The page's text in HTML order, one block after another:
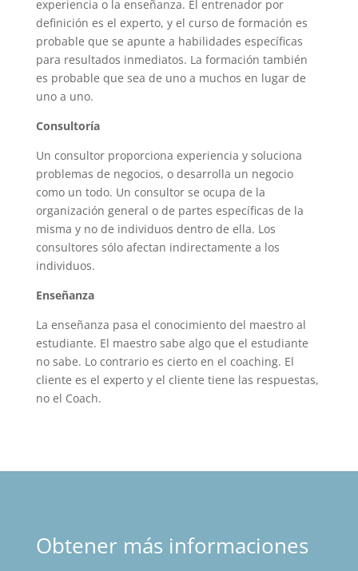
experiencia o la enseñanza. El entrenador por
definición es el experto, y el curso de formación es
probable que se apunte a habilidades específicas
para resultados inmediatos. La formación también
es probable que sea de uno a muchos en lugar de
uno a uno.
Consultoría
Un consultor proporciona experiencia y soluciona
problemas de negocios, o desarrolla un negocio
como un todo. Un consultor se ocupa de la
organización general o de partes específicas de la
misma y no de individuos dentro de ella. Los
consultores sólo afectan indirectamente a los
individuos.
Enseñanza
La enseñanza pasa el conocimiento del maestro al
estudiante. El maestro sabe algo que el estudiante
no sabe. Lo contrario es cierto en el coaching. El
cliente es el experto y el cliente tiene las respuestas,
no el Coach.
Obtener más informaciones